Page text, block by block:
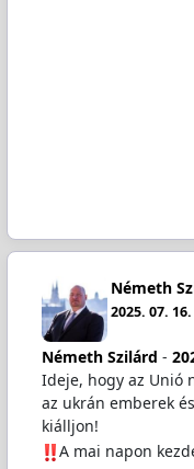
Németh
2025. 07.
Németh Szilárd -
Ideje, hogy az Unió
az ukrán emberek
kiálljon!
️A mai napon